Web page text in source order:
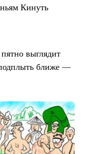
Кинуть
выглядит
ближе —